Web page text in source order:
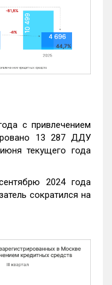
с привлечением
13 287 ДДУ
текущего года
2024 года
сократился на